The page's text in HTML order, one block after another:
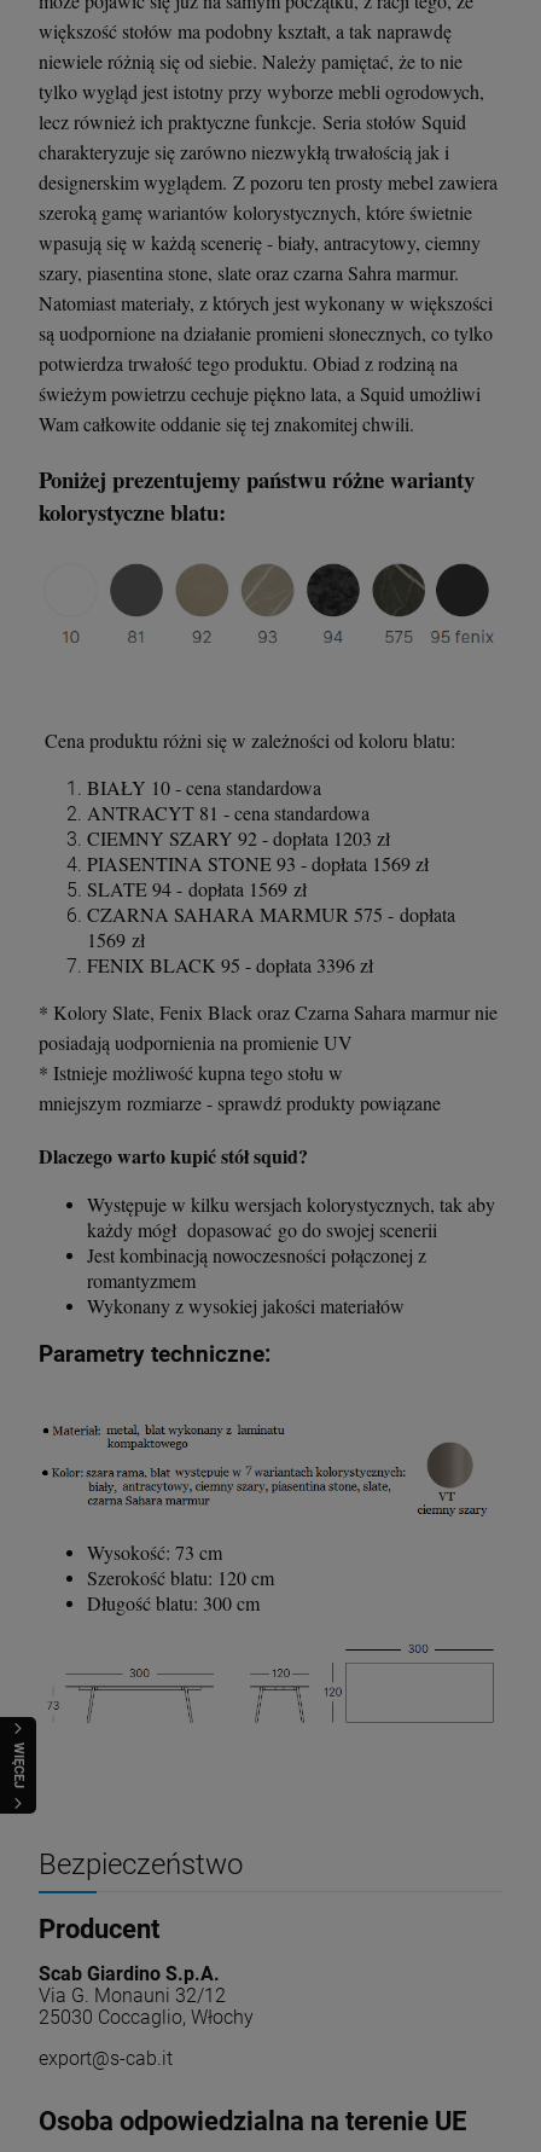
WIĘCEJ
większość stołów ma podobny kształt, a tak naprawdę
niewiele różnią się od siebie. Należy pamiętać, że to nie
tylko wygląd jest istotny przy wyborze mebli ogrodowych,
lecz również ich praktyczne funkcje. Seria stołów Squid
charakteryzuje się zarówno niezwykłą trwałością jak i
designerskim wyglądem. Z pozoru ten prosty mebel zawiera
szeroką gamę wariantów kolorystycznych, które świetnie
wpasują się w każdą scenerię - biały, antracytowy, ciemny
szary, piasentina stone, slate oraz czarna Sahra marmur.
Natomiast materiały, z których jest wykonany w większości
są uodpornione na działanie promieni słonecznych, co tylko
potwierdza trwałość tego produktu. Obiad z rodziną na
świeżym powietrzu cechuje piękno lata, a Squid umożliwi
Wam całkowite oddanie się tej znakomitej chwili.
Poniżej prezentujemy państwu różne warianty
kolorystyczne blatu:
Cena produktu różni się w zależności od koloru blatu:
BIAŁY 10 - cena standardowa
ANTRACYT 81 - cena standardowa
CIEMNY SZARY 92 - dopłata 1203 zł
PIASENTINA STONE 93 - dopłata 1569 zł
SLATE 94 - dopłata 1569 zł
CZARNA SAHARA MARMUR 575 - dopłata
1569 zł
FENIX BLACK 95 - dopłata 3396 zł
* Kolory Slate, Fenix Black oraz Czarna Sahara marmur nie
posiadają uodpornienia na promienie UV
* Istnieje możliwość kupna tego stołu w
mniejszym rozmiarze - sprawdź produkty powiązane
Dlaczego warto kupić stół squid?
Występuje w kilku wersjach kolorystycznych, tak aby
każdy mógł dopasować go do swojej scenerii
Jest kombinacją nowoczesności połączonej z
romantyzmem
Wykonany z wysokiej jakości materiałów
Parametry techniczne:
Wysokość: 73 cm
Szerokość blatu: 120 cm
Długość blatu: 300 cm
Bezpieczeństwo
Producent
Scab Giardino S.p.A.
Via G. Monauni 32/12
25030 Coccaglio, Włochy
export@s-cab.it
Osoba odpowiedzialna na terenie UE